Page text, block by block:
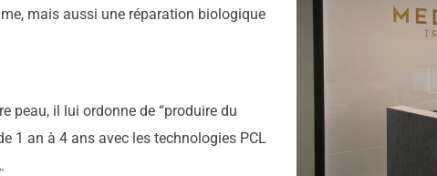
mais aussi une réparation biologique
peau, il lui ordonne de “produire du
1 an à 4 ans avec les technologies PCL